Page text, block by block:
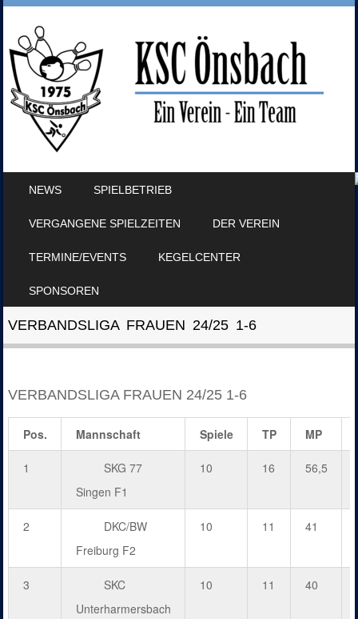
NEWS SPIELBETRIEB
VERGANGENE SPIELZEITEN DER VEREIN
TERMINE/EVENTS KEGELCENTER
SPONSOREN
VERBANDSLIGA FRAUEN 24/25 1-6
VERBANDSLIGA FRAUEN 24/25 1-6
Pos. Mannschaft Spiele TP MP
1
SKG 77
Singen F1
10 16 56,5
2
DKC/BW
Freiburg F2
10 11 41
3
SKC
Unterharmersbach
10 11 40